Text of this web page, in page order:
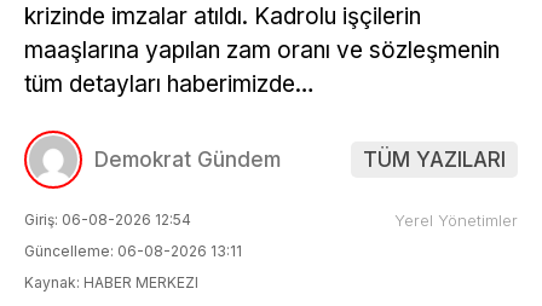
krizinde imzalar atıldı. Kadrolu işçilerin
maaşlarına yapılan zam oranı ve sözleşmenin
tüm detayları haberimizde…
Demokrat Gündem TÜM YAZILARI
Giriş: 06-08-2026 12:54
Güncelleme: 06-08-2026 13:11
Kaynak: HABER MERKEZI
Yerel Yönetimler